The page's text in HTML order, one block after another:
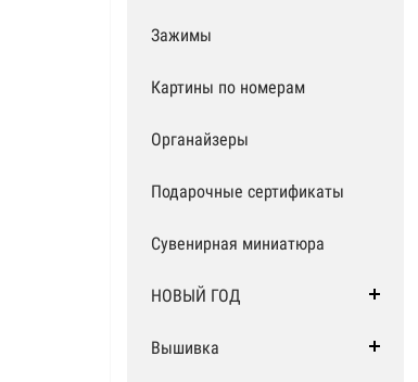
Зажимы
Картины по номерам
Органайзеры
Подарочные сертификаты
Сувенирная миниатюра
НОВЫЙ ГОД
Вышивка